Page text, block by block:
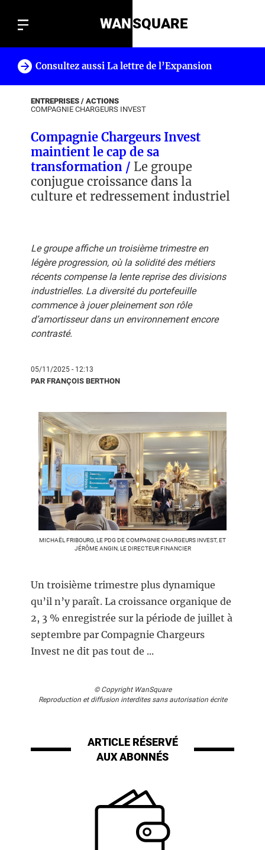
WANSQUARE
Consultez aussi La lettre de l’Expansion
ENTREPRISES / ACTIONS
COMPAGNIE CHARGEURS INVEST
Compagnie Chargeurs Invest
maintient le cap de sa
transformation / Le groupe
conjugue croissance dans la
culture et redressement industriel
Le groupe affiche un troisième trimestre en
légère progression, où la solidité des métiers
récents compense la lente reprise des divisions
industrielles. La diversité du portefeuille
commence à jouer pleinement son rôle
d’amortisseur dans un environnement encore
contrasté.
05/11/2025 - 12:13
PAR FRANÇOIS BERTHON
MICHAËL FRIBOURG, LE PDG DE COMPAGNIE CHARGEURS INVEST, ET
JÉRÔME ANGIN, LE DIRECTEUR FINANCIER
Un troisième trimestre plus dynamique
qu’il n’y paraît. La croissance organique de
2, 3 % enregistrée sur la période de juillet à
septembre par Compagnie Chargeurs
Invest ne dit pas tout de ...
© Copyright WanSquare
Reproduction et diffusion interdites sans autorisation écrite
ARTICLE RÉSERVÉ
AUX ABONNÉS